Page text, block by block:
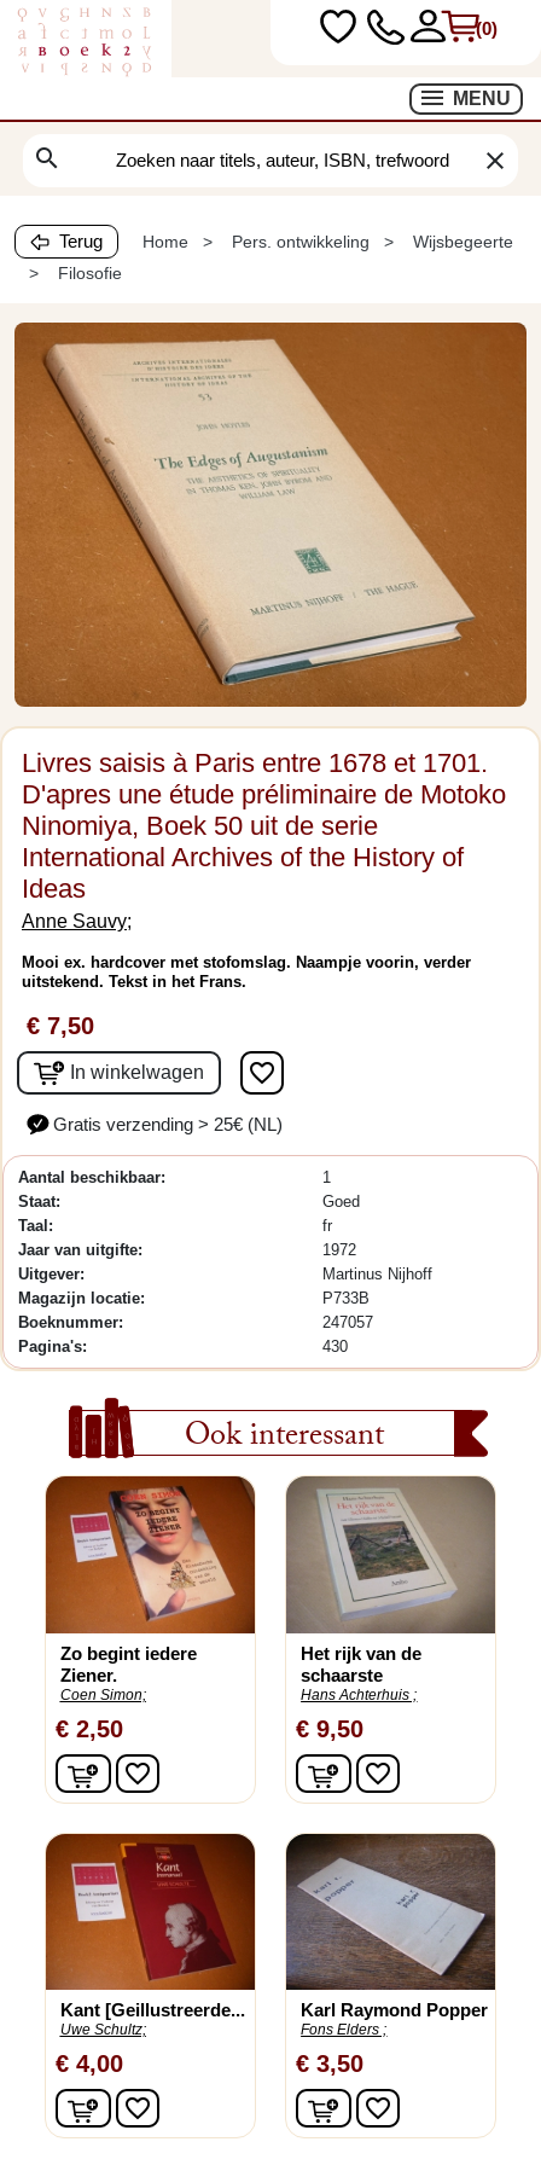
(0)
MENU
search clear
Terug Home Pers. ontwikkeling
Wijsbegeerte
Filosofie
Livres saisis à Paris entre 1678 et 1701.
D'apres une étude préliminaire de Motoko
Ninomiya, Boek 50 uit de serie
International Archives of the History of
Ideas
Anne Sauvy;
Mooi ex. hardcover met stofomslag. Naampje voorin, verder
uitstekend. Tekst in het Frans.
€ 7,50
In winkelwagen favorite_border
Gratis verzending > 25€ (NL)
Aantal beschikbaar:
1
Staat:
Goed
Taal:
fr
Jaar van uitgifte:
1972
Uitgever:
Martinus Nijhoff
Magazijn locatie:
P733B
Boeknummer:
247057
Pagina's:
430
Ook interessant
Zo begint iedere
Ziener.
Coen Simon;
€ 2,50
In winkelwagen
favorite_border
Het rijk van de
schaarste
Hans Achterhuis ;
€ 9,50
In winkelwagen
favorite_border
Kant [Geillustreerde...
Uwe Schultz;
€ 4,00
In winkelwagen
favorite_border
Karl Raymond Popper
Fons Elders ;
€ 3,50
In winkelwagen
favorite_border